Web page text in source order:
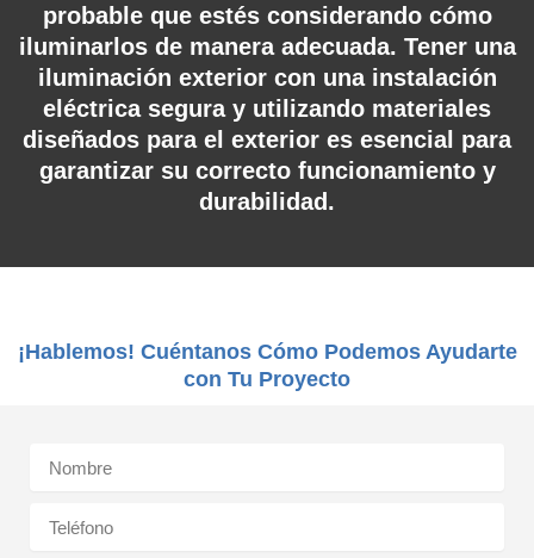
probable que estés considerando cómo
iluminarlos de manera adecuada. Tener una
iluminación exteriorcon una instalación
eléctrica segura y utilizando materiales
diseñados para el exterior es esencial para
garantizar su correcto funcionamiento y
durabilidad.
¡Hablemos! Cuéntanos Cómo Podemos Ayudarte
con Tu Proyecto